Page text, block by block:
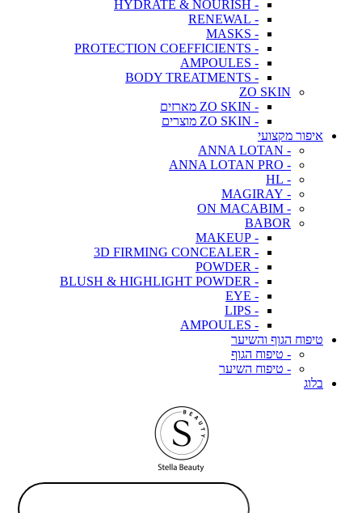
- HYDRATE & NOURISH
- RENEWAL
- MASKS
- PROTECTION COEFFICIENTS
- AMPOULES
- BODY TREATMENTS
ZO SKIN
- ZO SKIN מארזים
- ZO SKIN מוצרים
איפור מקצועי
- ANNA LOTAN
- ANNA LOTAN PRO
- HL
- MAGIRAY
- ON MACABIM
BABOR
- MAKEUP
- 3D FIRMING CONCEALER
- POWDER
- BLUSH & HIGHLIGHT POWDER
- EYE
- LIPS
- AMPOULES
טיפוח הגוף והשיער
- טיפוח הגוף
- טיפוח השיער
בלוג